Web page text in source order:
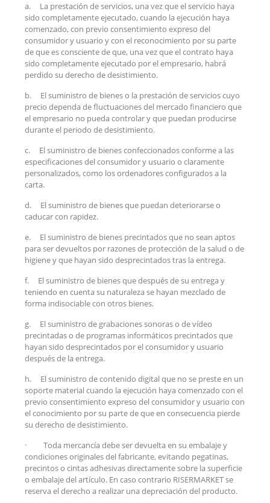
a.
La prestación de servicios, una vez que el servicio haya
sido completamente ejecutado, cuando la ejecución haya
comenzado, con previo consentimiento expreso del
consumidor y usuario y con el reconocimiento por su parte
de que es consciente de que, una vez que el contrato haya
sido completamente ejecutado por el empresario, habrá
perdido su derecho de desistimiento.
b.
El suministro de bienes o la prestación de servicios cuyo
precio dependa de fluctuaciones del mercado financiero que
el empresario no pueda controlar y que puedan producirse
durante el periodo de desistimiento.
c.
El suministro de bienes confeccionados conforme a las
especificaciones del consumidor y usuario o claramente
personalizados, como los ordenadores configurados a la
carta.
d.
El suministro de bienes que puedan deteriorarse o
caducar con rapidez.
e.
El suministro de bienes precintados que no sean aptos
para ser devueltos por razones de protección de la salud o de
higiene y que hayan sido desprecintados tras la entrega.
f.
El suministro de bienes que después de su entrega y
teniendo en cuenta su naturaleza se hayan mezclado de
forma indisociable con otros bienes.
g.
El suministro de grabaciones sonoras o de vídeo
precintadas o de programas informáticos precintados que
hayan sido desprecintados por el consumidor y usuario
después de la entrega.
h.
El suministro de contenido digital que no se preste en un
soporte material cuando la ejecución haya comenzado con el
previo consentimiento expreso del consumidor y usuario con
el conocimiento por su parte de que en consecuencia pierde
su derecho de desistimiento.
·
Toda mercancía debe ser devuelta en su embalaje y
condiciones originales del fabricante, evitando pegatinas,
precintos o cintas adhesivas directamente sobre la superficie
o embalaje del artículo. En caso contrario RISERMARKET se
reserva el derecho a realizar una depreciación del producto.